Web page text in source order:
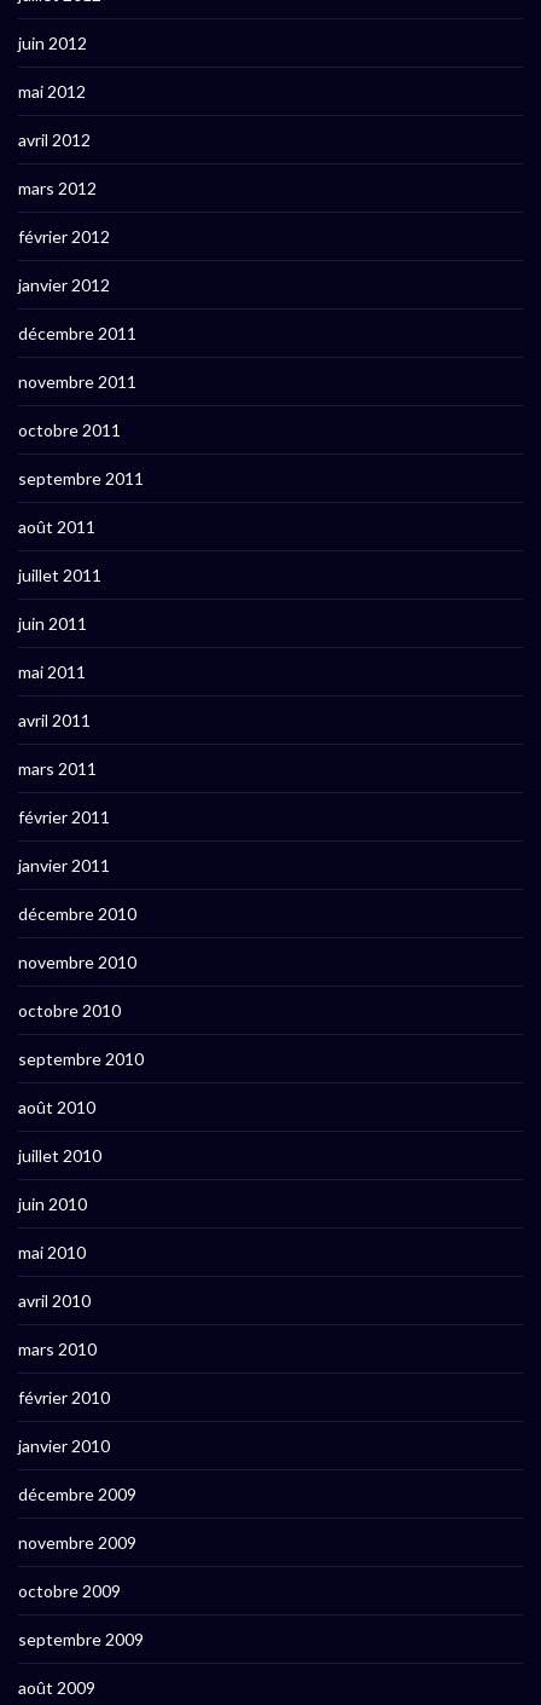
juin 2012
mai 2012
avril 2012
mars 2012
février 2012
janvier 2012
décembre 2011
novembre 2011
octobre 2011
septembre 2011
août 2011
juillet 2011
juin 2011
mai 2011
avril 2011
mars 2011
février 2011
janvier 2011
décembre 2010
novembre 2010
octobre 2010
septembre 2010
août 2010
juillet 2010
juin 2010
mai 2010
avril 2010
mars 2010
février 2010
janvier 2010
décembre 2009
novembre 2009
octobre 2009
septembre 2009
août 2009